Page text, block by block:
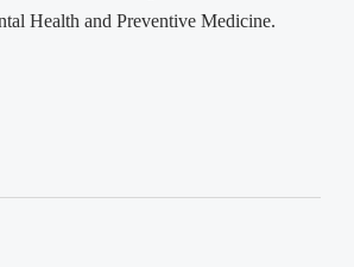
Health and Preventive Medicine.